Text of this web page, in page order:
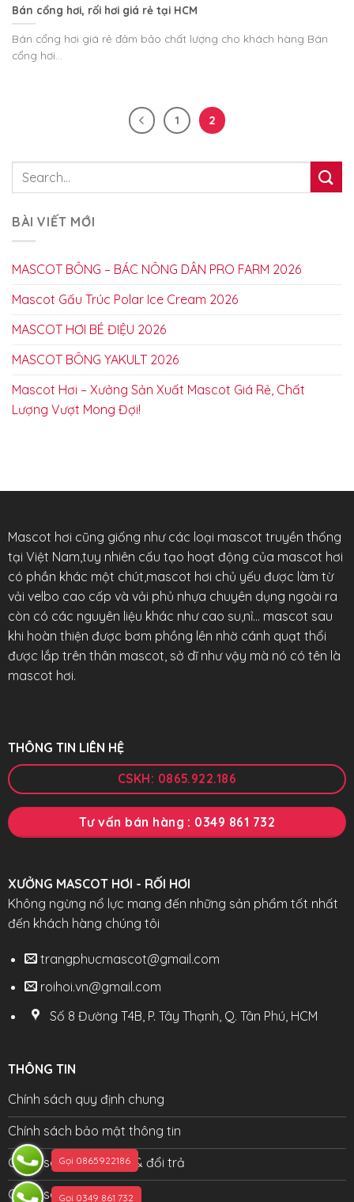
Bán cổng hơi, rối hơi giá rẻ tại HCM
Bán cổng hơi giá rẻ đảm bảo chất lượng cho khách hàng Bán
cổng hơi...
1 2
BÀI VIẾT MỚI
MASCOT BÔNG – BÁC NÔNG DÂN PRO FARM 2026
Mascot Gấu Trúc Polar Ice Cream 2026
MASCOT HƠI BÉ ĐIỆU 2026
MASCOT BÔNG YAKULT 2026
Mascot Hơi – Xưởng Sản Xuất Mascot Giá Rẻ, Chất
Lượng Vượt Mong Đợi!
Mascot hơi cũng giống như các loại mascot truyền thống
tại Việt Nam,tuy nhiên cấu tạo hoạt động của mascot hơi
có phần khác một chút,mascot hơi chủ yếu được làm từ
vải velbo cao cấp và vải phủ nhựa chuyên dụng ngoài ra
còn có các nguyên liệu khác như cao su,nỉ… mascot sau
khi hoàn thiện được bơm phồng lên nhờ cánh quạt thổi
được lắp trên thân mascot, sở dĩ như vậy mà nó có tên là
mascot hơi.
THÔNG TIN LIÊN HỆ
CSKH: 0865.922.186
Tư vấn bán hàng : 0349 861 732
XƯỞNG MASCOT HƠI - RỐI HƠI
Không ngừng nổ lực mang đến những sản phẩm tốt nhất
đến khách hàng chúng tôi
trangphucmascot@gmail.com
roihoi.vn@gmail.com
Số 8 Đường T4B, P. Tây Thạnh, Q. Tân Phú, HCM
THÔNG TIN
Chính sách quy định chung
Chính sách bảo mật thông tin
Chính sách bảo hành & đổi trả
Chính sách đại lý
Gọi 0865922186
Gọi 0349 861 732